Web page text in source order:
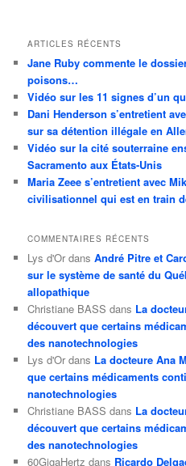
ARTICLES RÉCENTS
Jane Ruby commente le
poisons…
Vidéo sur les 11 signes d’un
Dani Henderson s’entretient
sur sa détention illégale en
Vidéo sur la cité souterraine
Sacramento aux États-Unis
Maria Zeee s’entretient avec
civilisationnel qui est en train
COMMENTAIRES RÉCENTS
Lys d'Or dansAndré Pitre et
sur le système de santé du
allopathique
Christiane BASS dans La
découvert que certains
des nanotechnologies
Lys d'Or dans La docteure Ana
que certains médicaments
nanotechnologies
Christiane BASS dans La
découvert que certains
des nanotechnologies
60GigaHertz dans Ricardo